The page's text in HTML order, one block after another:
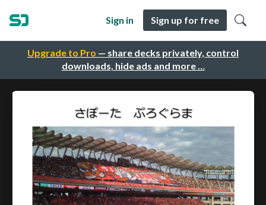
Upgrade to Pro — share decks privately, control
downloads, hide ads and more …
Sign in Sign up for free